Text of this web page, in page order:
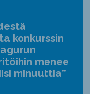
konkurssin
menee
minuuttia”